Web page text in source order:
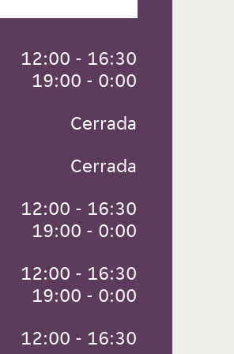
12:00 - 16:30
19:00 - 0:00
Cerrada
Cerrada
12:00 - 16:30
19:00 - 0:00
12:00 - 16:30
19:00 - 0:00
12:00 - 16:30